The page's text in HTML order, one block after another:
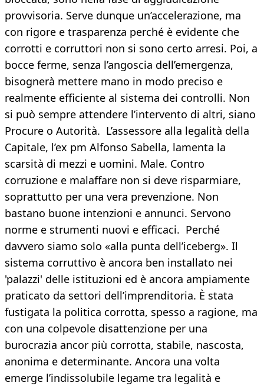
provvisoria. Serve dunque un’accelerazione, ma
con rigore e trasparenza perché è evidente che
corrotti e corruttori non si sono certo arresi. Poi, a
bocce ferme, senza l’angoscia dell’emergenza,
bisognerà mettere mano in modo preciso e
realmente efficiente al sistema dei controlli. Non
si può sempre attendere l’intervento di altri, siano
Procure o Autorità. L’assessore alla legalità della
Capitale, l’ex pm Alfonso Sabella, lamenta la
scarsità di mezzi e uomini. Male. Contro
corruzione e malaffare non si deve risparmiare,
soprattutto per una vera prevenzione. Non
bastano buone intenzioni e annunci. Servono
norme e strumenti nuovi e efficaci. Perché
davvero siamo solo «alla punta dell’iceberg». Il
sistema corruttivo è ancora ben installato nei
'palazzi' delle istituzioni ed è ancora ampiamente
praticato da settori dell’imprenditoria. È stata
fustigata la politica corrotta, spesso a ragione, ma
con una colpevole disattenzione per una
burocrazia ancor più corrotta, stabile, nascosta,
anonima e determinante. Ancora una volta
emerge l’indissolubile legame tra legalità e